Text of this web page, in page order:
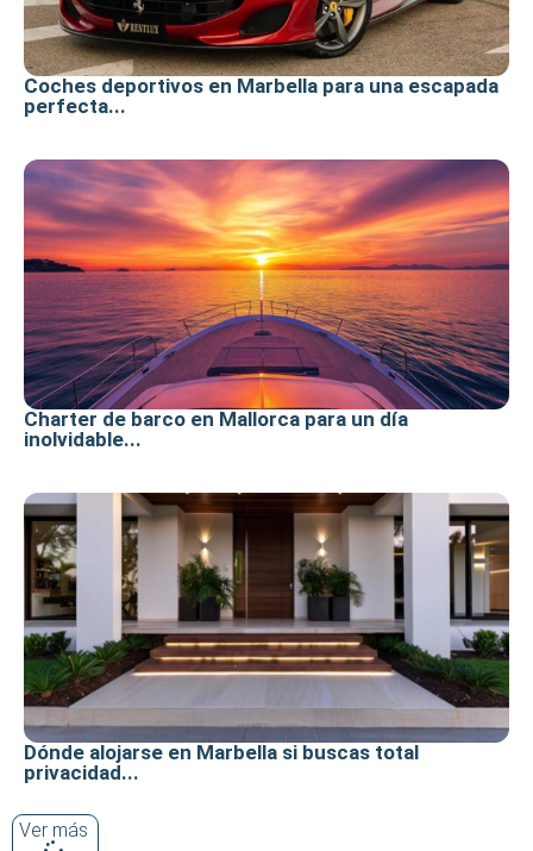
Coches deportivos en Marbella para una escapada
perfecta...
Charter de barco en Mallorca para un día
inolvidable...
Dónde alojarse en Marbella si buscas total
privacidad...
Ver más